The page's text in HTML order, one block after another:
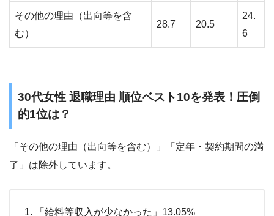
その他の理由（出向等を含
む）
28.7 20.5
24.
6
30代女性 退職理由 順位ベスト10を発表！圧倒
的1位は？
「その他の理由（出向等を含む）」「定年・契約期間の満
了」は除外しています。
「給料等収入が少なかった」13.05%